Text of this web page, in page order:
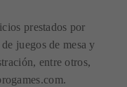
prestados por
juegos de mesa y
entre otros,
.